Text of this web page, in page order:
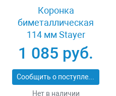
Коронка
биметаллическая
114 мм Stayer
PROFESSIONAL
29547-114
1 085 руб.
Сообщить о поступлении
Нет в наличии